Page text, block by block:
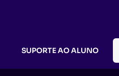
SUPORTE AO ALUNO